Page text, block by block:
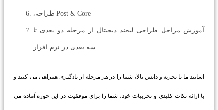
طراحی Post & Core
آموزش مراحل طراحی لبخند دیجیتال از مرحله دو بعدی تا
سه بعدی در نرم افزار
اساتید ما با تجربه و دانش بالا، شما را در هر مرحله از یادگیری همراهی می کنند و
با ارائه نکات کلیدی و تجربیات خود، شما را برای موفقیت در این حوزه آماده می